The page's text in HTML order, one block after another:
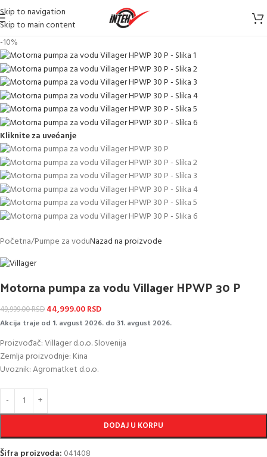
Skip to navigation
Skip to main content
-10%
Kliknite za uvećanje
Početna/Pumpe za voduNazad na proizvode
Motorna pumpa za vodu Villager HPWP 30 P
49,999.00RSD 44,999.00RSD
Akcija traje od 1. avgust 2026. do 31. avgust 2026.
Proizvođač: Villager d.o.o. Slovenija
Zemlja proizvodnje: Kina
Uvoznik: Agromatket d.o.o.
DODAJ U KORPU
Šifra proizvoda: 041408